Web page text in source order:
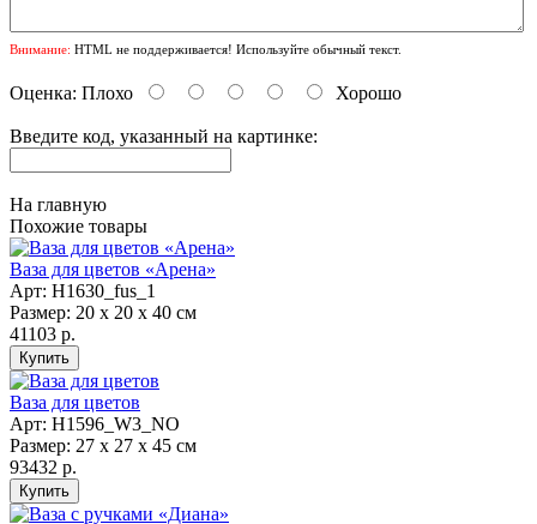
Внимание: HTML не поддерживается! Используйте обычный текст.
Оценка: Плохо Хорошо
Введите код, указанный на картинке:
На главную
Похожие товары
Ваза для цветов «Арена»
Арт: Н1630_fus_1
Размер: 20 х 20 х 40 см
41103 р.
Ваза для цветов
Арт: Н1596_W3_NO
Размер: 27 х 27 х 45 см
93432 р.